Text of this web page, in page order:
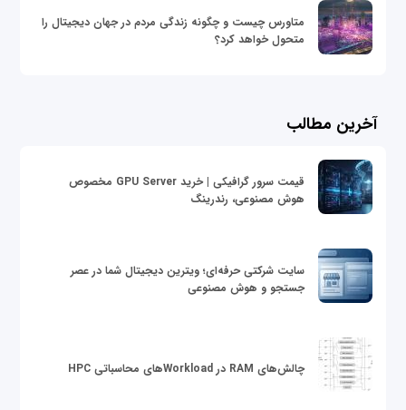
متاورس چیست و چگونه زندگی مردم در جهان دیجیتال را
متحول خواهد کرد؟
آخرین مطالب
قیمت سرور گرافیکی | خرید GPU Server مخصوص
هوش مصنوعی، رندرینگ
سایت شرکتی حرفه‌ای؛ ویترین دیجیتال شما در عصر
جستجو و هوش مصنوعی
چالش‌های RAM در Workloadهای محاسباتی HPC